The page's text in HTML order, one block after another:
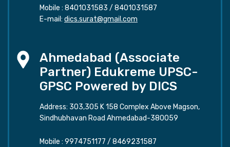
Mobile : 8401031583 / 8401031587
E-mail: dics.surat@gmail.com
Ahmedabad (Associate
Partner) Edukreme UPSC-
GPSC Powered by DICS
Address: 303,305 K 158 Complex Above Magson,
Sindhubhavan Road Ahmedabad-380059
Mobile : 9974751177 / 8469231587